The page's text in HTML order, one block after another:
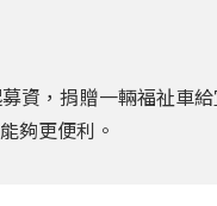
資，捐贈一輛福祉車
夠更便利。